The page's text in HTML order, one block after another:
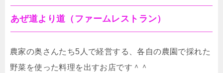
あぜ道より道（ファームレストラン）
農家の奥さんたち5人で経営する、各自の農園で採れた
野菜を使った料理を出すお店です＾＾